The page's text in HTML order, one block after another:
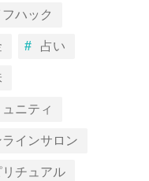
ハック
占い
ュニティ
ラインサロン
リチュアル